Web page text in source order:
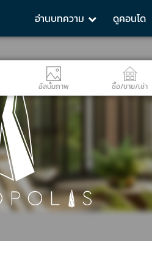
อ่านบทความ ดูคอนโด
อัลบั้มภาพ ซื้อ/ขาย/เช่า